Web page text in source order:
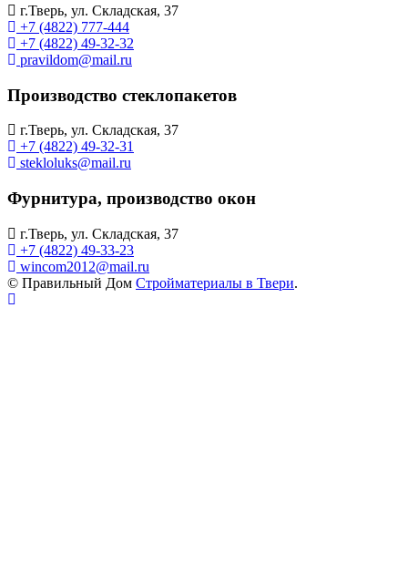
г.Тверь, ул. Складская, 37
+7 (4822) 777-444
+7 (4822) 49-32-32
pravildom@mail.ru
Производство стеклопакетов
г.Тверь, ул. Складская, 37
+7 (4822) 49-32-31
stekloluks@mail.ru
Фурнитура, производство окон
г.Тверь, ул. Складская, 37
+7 (4822) 49-33-23
wincom2012@mail.ru
© Правильный Дом Стройматериалы в Твери.